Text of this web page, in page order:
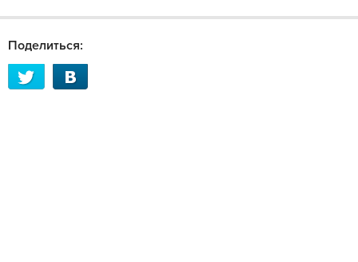
Поделиться: